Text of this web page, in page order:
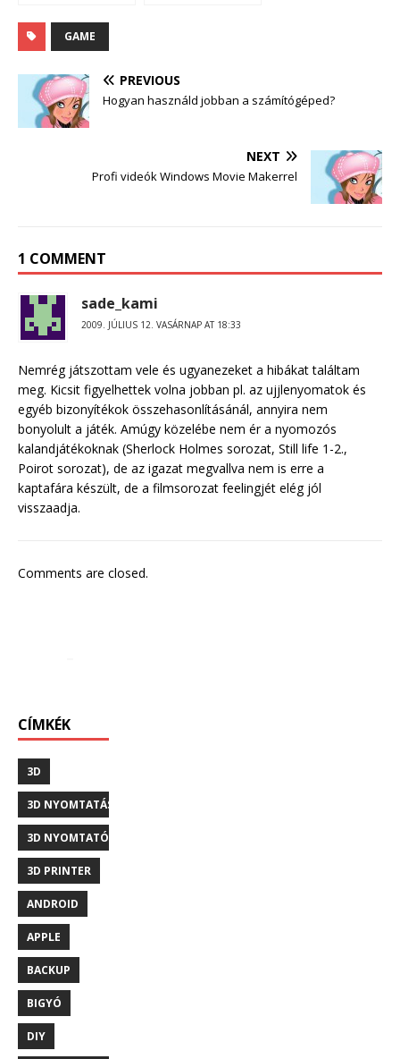
GAME
PREVIOUS
Hogyan használd jobban a számítógéped?
NEXT
Profi videók Windows Movie Makerrel
1 COMMENT
sade_kami
2009. JÚLIUS 12. VASÁRNAP AT 18:33
Nemrég játszottam vele és ugyanezeket a hibákat találtam
meg. Kicsit figyelhettek volna jobban pl. az ujjlenyomatok és
egyéb bizonyítékok összehasonlításánál, annyira nem
bonyolult a játék. Amúgy közelébe nem ér a nyomozós
kalandjátékoknak (Sherlock Holmes sorozat, Still life 1-2.,
Poirot sorozat), de az igazat megvallva nem is erre a
kaptafára készült, de a filmsorozat feelingjét elég jól
visszaadja.
Comments are closed.
CÍMKÉK
3D
3D NYOMTATÁS
3D NYOMTATÓ
3D PRINTER
ANDROID
APPLE
BACKUP
BIGYÓ
DIY